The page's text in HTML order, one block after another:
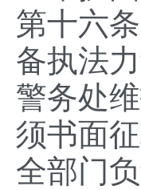
第十六
备执法力
警务处
须书面
全部门